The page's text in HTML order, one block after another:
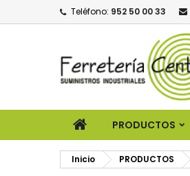
Teléfono: 952 50 00 33
PRODUCTOS
Inicio PRODUCTOS